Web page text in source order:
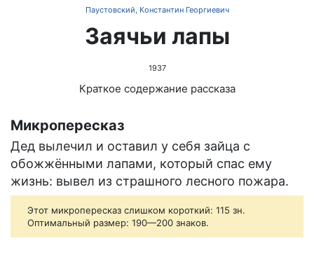
Паустовский, Константин Георгиевич
Заячьи лапы
1937
Краткое содержание рассказа
Микропересказ
Дед вылечил и оставил у себя зайца с
обожжёнными лапами, который спас ему
жизнь: вывел из страшного лесного пожара.
Этот микропересказ слишком короткий: 115 зн.
Оптимальный размер: 190—200 знаков.